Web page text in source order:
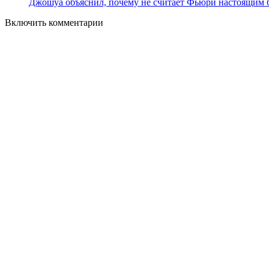
Включить комментарии